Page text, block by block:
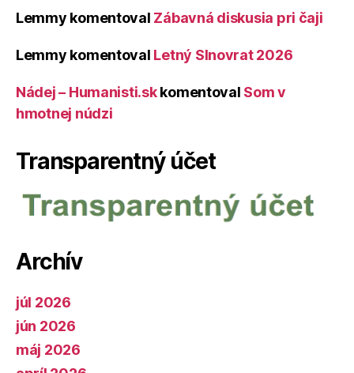
Lemmy komentoval Zábavná diskusia pri čaji
Lemmy komentoval Letný Slnovrat 2026
Nádej – Humanisti.skkomentoval Som v
hmotnej núdzi
Transparentný účet
Archív
júl 2026
jún 2026
máj 2026